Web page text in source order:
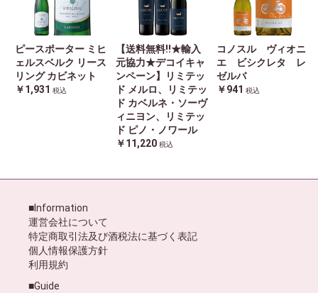
ピースポーター ミヒ
ェルスベルク リース
リング カビネット
￥1,931 税込
【送料無料!!★輸入
元協力★デコイキャ
ンペーン】リミテッ
ド メルロ、リミテッ
ド カベルネ・ソーヴ
ィニヨン、リミテッ
ド ピノ・ノワール
￥11,220 税込
コノスル ヴィオニ
エ ビシクレタ レ
ゼルバ
￥941 税込
■Information
運営会社について
特定商取引法及び酒税法に基づく表記
個人情報保護方針
利用規約
■Guide